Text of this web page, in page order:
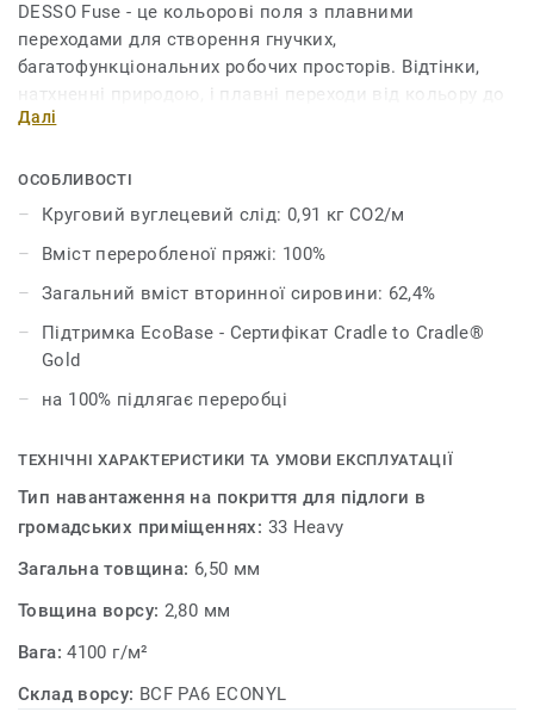
DESSO Fuse - це кольорові поля з плавними
переходами для створення гнучких,
багатофункціональних робочих просторів. Відтінки,
натхненні природою, і плавні переходи від кольору до
кольору, за допомогою яких ви можете створити
пейзажі, пори року та настрої.
Далі
ОСОБЛИВОСТІ
Круговий вуглецевий слід: 0,91 кг CO2/м
Вміст переробленої пряжі: 100%
Загальний вміст вторинної сировини: 62,4%
Підтримка EcoBase - Сертифікат Cradle to Cradle®
Gold
на 100% підлягає переробці
ТЕХНІЧНІ ХАРАКТЕРИСТИКИ ТА УМОВИ ЕКСПЛУАТАЦІЇ
Тип навантаження на покриття для підлоги в
громадських приміщеннях: 33 Heavy
Загальна товщина: 6,50 мм
Товщина ворсу: 2,80 мм
Вага:4100 г/м²
Склад ворсу: BCF PA6 ECONYL